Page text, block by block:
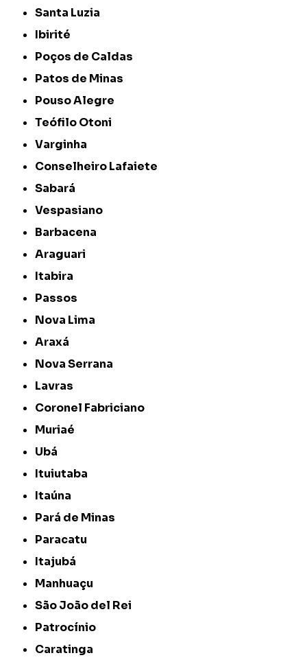
Santa Luzia
Ibirité
Poços de Caldas
Patos de Minas
Pouso Alegre
Teófilo Otoni
Varginha
Conselheiro Lafaiete
Sabará
Vespasiano
Barbacena
Araguari
Itabira
Passos
Nova Lima
Araxá
Nova Serrana
Lavras
Coronel Fabriciano
Muriaé
Ubá
Ituiutaba
Itaúna
Pará de Minas
Paracatu
Itajubá
Manhuaçu
São João del Rei
Patrocínio
Caratinga